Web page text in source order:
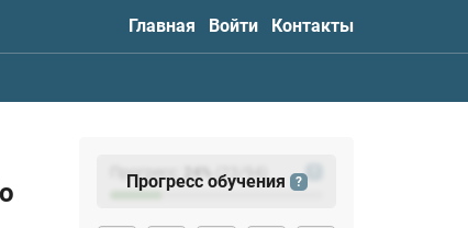
Главная Войти Контакты
Прогресс: (23
Прогресс обучения ?